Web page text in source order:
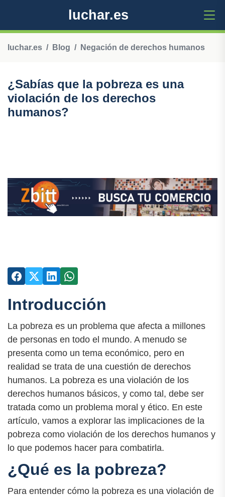
luchar.es
luchar.es Blog Negación de derechos humanos
¿Sabías que la pobreza es una
violación de los derechos
humanos?
Introducción
La pobreza es un problema que afecta a millones
de personas en todo el mundo. A menudo se
presenta como un tema económico, pero en
realidad se trata de una cuestión de derechos
humanos. La pobreza es una violación de los
derechos humanos básicos, y como tal, debe ser
tratada como un problema moral y ético. En este
artículo, vamos a explorar las implicaciones de la
pobreza como violación de los derechos humanos y
lo que podemos hacer para combatirla.
¿Qué es la pobreza?
Para entender cómo la pobreza es una violación de